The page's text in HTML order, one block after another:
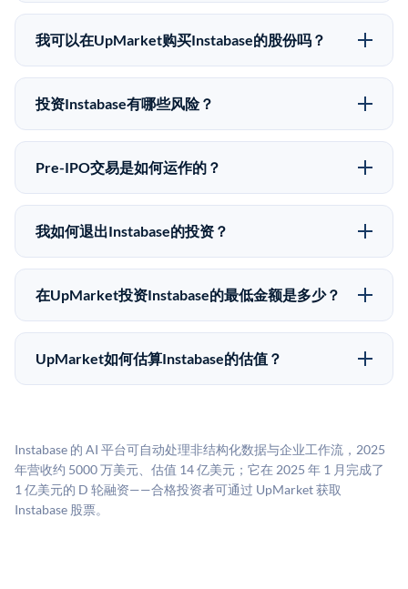
Instabase没有公开股价，因为它是一家私有公司。最近
的已知股价来自其最近一轮融资。 二级市场上的Pre-
有所不同。
我可以在UpMarket购买Instabase的股份吗？
可以。合格投资者可以通过填写本页表单或在
upmarket.co创建账户来表达对Instabase股份的投资意
50,000美元。UpMarket是FINRA注册的经纪交易商，
自2019年以来已经纪超过5亿美元的另类投资。
投资Instabase有哪些风险？
Pre-IPO投资存在重大风险。Instabase的股份流动性
低，意味着没有公开市场可以快速出售。不存在确定的
应做好可能全部损失的准备。私有公司的估值在融资轮
次之间可能大幅波动。投资者应在投资前咨询其财务顾
Pre-IPO交易是如何运作的？
在Pre-IPO交易中，合格投资者通过二级市场平台从现有
股东（如员工、早期投资者或其他持有人）处购买股
为FINRA注册的经纪交易商促成这些交易，代表双方处
理合规、文件和结算事宜。
我如何退出Instabase的投资？
Pre-IPO持股主要有两种退出途径：在二级市场将股份出
售给其他买家，或持有直到公司完成IPO或被收购。两
市场条件。任何退出的时间都是不可预测的，投资者应
做好多年持有的准备。
在UpMarket投资Instabase的最低金额是多少？
UpMarket上大多数Pre-IPO产品的最低投资金额为
50,000美元。具体金额可能因产品和股份供应情况而有
UpMarket如何估算Instabase的估值？
司可比倍数应用私有公司折扣，以反映流动性不足和信
息不对称。此估值不构成投资建议，可能与实际交易价
格存在重大差异。
Instabase 的 AI 平台可自动处理非结构化数据与企业工作流，2025
年营收约 5000 万美元、估值 14 亿美元；它在 2025 年 1 月完成了
1 亿美元的 D 轮融资——合格投资者可通过 UpMarket 获取
Instabase 股票。